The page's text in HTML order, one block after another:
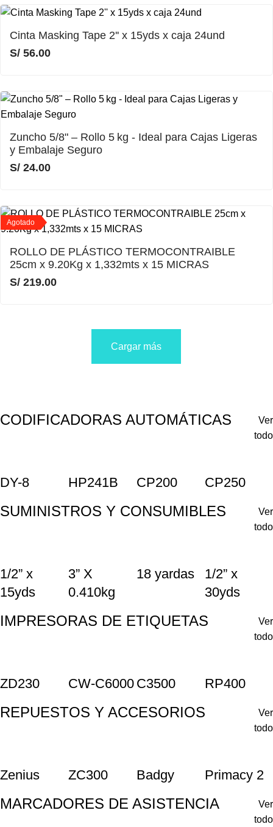
Cinta Masking Tape 2'' x 15yds x caja 24und
S/ 56.00
Zuncho 5/8" – Rollo 5 kg - Ideal para Cajas Ligeras
y Embalaje Seguro
S/ 24.00
Agotado
ROLLO DE PLÁSTICO TERMOCONTRAIBLE
25cm x 9.20Kg x 1,332mts x 15 MICRAS
S/ 219.00
Cargar más
CODIFICADORAS AUTOMÁTICAS
Ver
todo
DY-8 HP241B CP200 CP250
SUMINISTROS Y CONSUMIBLES
Ver
todo
1/2” x
15yds
3” X
0.410kg
18 yardas
1/2” x
30yds
IMPRESORAS DE ETIQUETAS
Ver
todo
ZD230 CW-C6000 C3500 RP400
REPUESTOS Y ACCESORIOS
Ver
todo
Zenius ZC300 Badgy Primacy 2
MARCADORES DE ASISTENCIA
Ver
todo